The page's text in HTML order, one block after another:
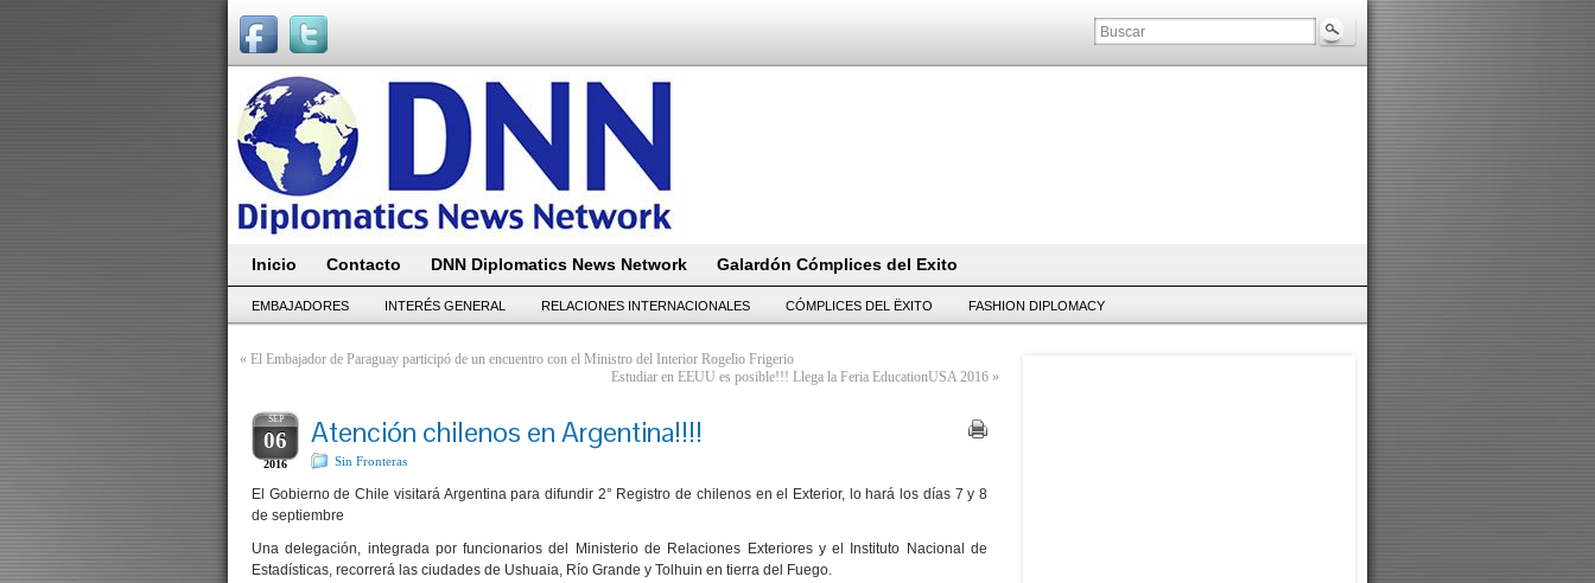
Inicio Contacto DNN Diplomatics News Network Galardón Cómplices del Exito
EMBAJADORES INTERÉS GENERAL RELACIONES INTERNACIONALES CÓMPLICES DEL ËXITO FASHION DIPLOMACY
« El Embajador de Paraguay participó de un encuentro con el Ministro del Interior Rogelio Frigerio
Estudiar en EEUU es posible!!! Llega la Feria EducationUSA 2016 »
SEP
06
2016
Atención chilenos en Argentina!!!!
Sin Fronteras
El Gobierno de Chile visitará Argentina para difundir 2° Registro de chilenos en el Exterior, lo hará los días 7 y 8
de septiembre
Una delegación, integrada por funcionarios del Ministerio de Relaciones Exteriores y el Instituto Nacional de
Estadísticas, recorrerá las ciudades de Ushuaia, Río Grande y Tolhuin en tierra del Fuego.